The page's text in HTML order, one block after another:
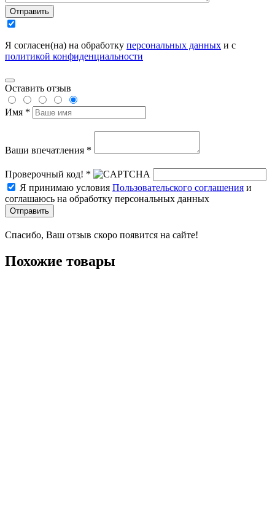
Отправить
Я согласен(на) на обработку персональных данных и с
политикой конфиденциальности
Оставить отзыв
Имя *
Ваши впечатления *
Проверочный код! *
Я принимаю условия Пользовательского соглашения и
соглашаюсь на обработку персональных данных
Отправить
Спасибо, Ваш отзыв скоро появится на сайте!
Похожие товары